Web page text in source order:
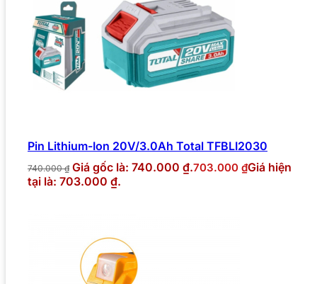
Pin Lithium-Ion 20V/3.0Ah Total TFBLI2030
740.000₫ Giá gốc là: 740.000 ₫.703.000 ₫Giá hiện
tại là: 703.000 ₫.